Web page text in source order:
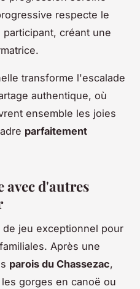
respecte le
créant une
transforme l'escalade
authentique, où
ensemble les joies
parfaitement
avec d'autres
jeu exceptionnel pour
Après une
parois du Chassezac,
gorges en canoë ou